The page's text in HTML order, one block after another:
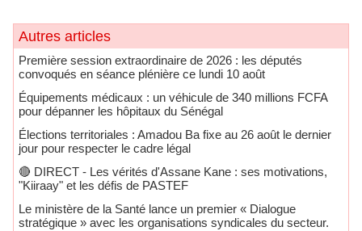
Autres articles
Première session extraordinaire de 2026 : les députés
convoqués en séance plénière ce lundi 10 août
Équipements médicaux : un véhicule de 340 millions FCFA
pour dépanner les hôpitaux du Sénégal
Élections territoriales : Amadou Ba fixe au 26 août le dernier
jour pour respecter le cadre légal
🔴​ DIRECT - Les vérités d'Assane Kane : ses motivations,
"Kiiraay" et les défis de PASTEF
Le ministère de la Santé lance un premier « Dialogue
stratégique » avec les organisations syndicales du secteur.